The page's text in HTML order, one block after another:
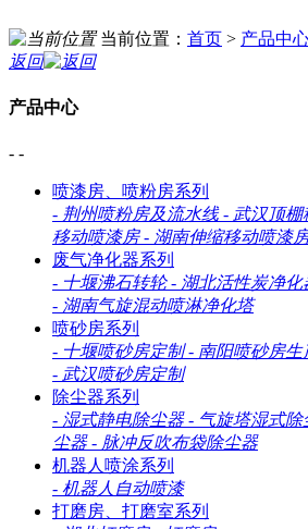
当前位置： 首页 > 产品中
返回
产品中心
- -
喷漆房、喷粉房系列
- 荆州喷粉房及流水线 - 武汉顶
移动喷漆房 - 湖南伸缩移动喷漆
废气净化器系列
- 十堰沸石转轮 - 湖北活性炭净化
- 湖南气旋混动喷淋净化塔
喷砂房系列
- 十堰喷砂房定制 - 南阳喷砂房生
- 武汉喷砂房定制
除尘器系列
- 湿式静电除尘器 - 气旋塔湿式除
尘器 - 脉冲反吹布袋除尘器
机器人喷涂系列
- 机器人自动喷漆
打磨房、打磨室系列